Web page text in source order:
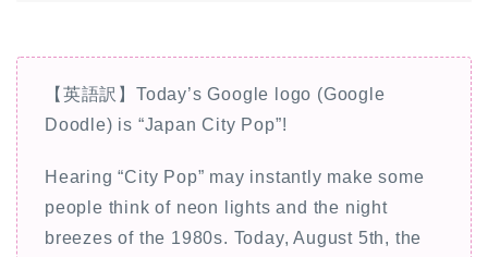
【英語訳】Today’s Google logo (Google
Doodle) is “Japan City Pop”!
Hearing “City Pop” may instantly make some
people think of neon lights and the night
breezes of the 1980s. Today, August 5th, the